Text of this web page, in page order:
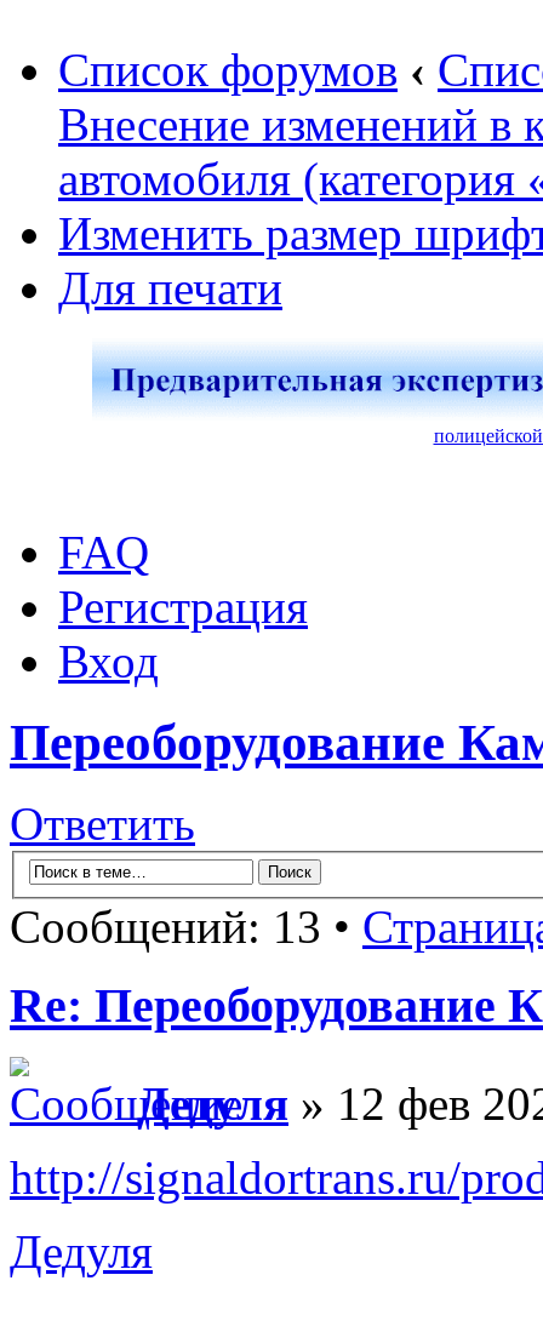
Список форумов ‹
Внесение изменений в
автомобиля (категория
Изменить размер
Для печати
FAQ
Регистрация
Вход
Переоборудование
Ответить
Сообщений: 13 •
Re: Переоборудование
Дедуля » 12 фев
http://signaldortrans.ru/
Дедуля